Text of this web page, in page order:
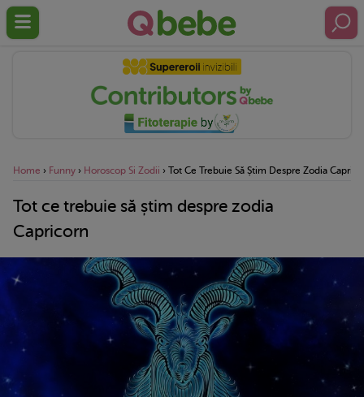
Home › Funny › Horoscop Si Zodii › Tot Ce Trebuie Să Știm Despre Zodia
Tot ce trebuie să știm despre zodia
Capricorn